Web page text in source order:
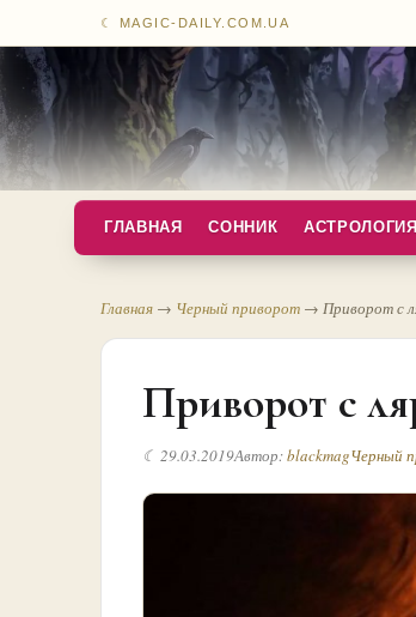
☾ MAGIC-DAILY.COM.UA
ГЛАВНАЯ СОННИК
Главная → Черный приворот → Приворот с
Приворот с
☾ 29.03.2019Автор:blackmagЧерный